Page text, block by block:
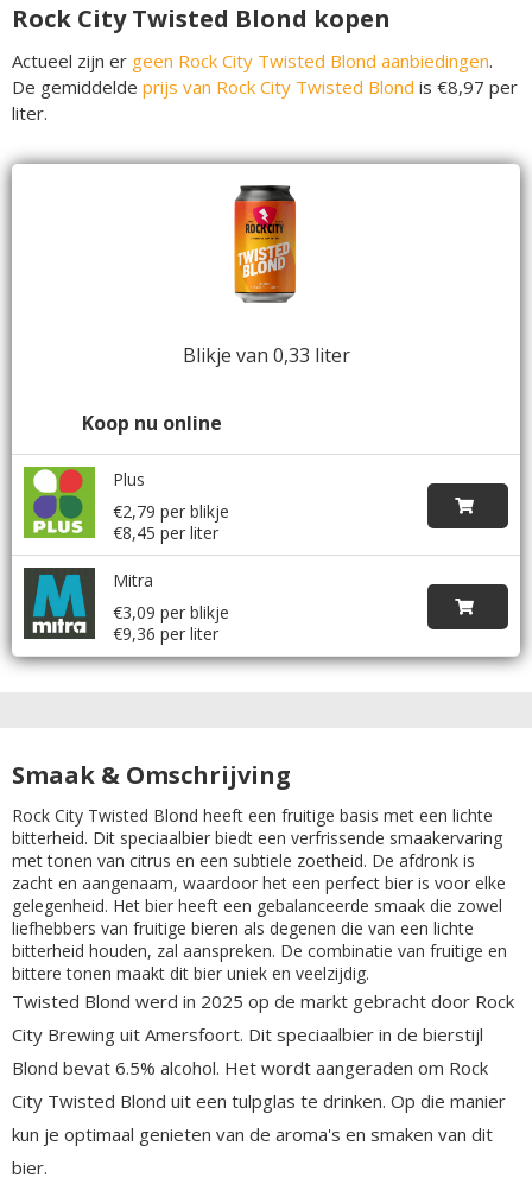
Rock City Twisted Blond kopen
Actueel zijn er geen Rock City Twisted Blond aanbiedingen.
De gemiddelde prijs van Rock City Twisted Blond is €8,97 per
liter.
Blikje van 0,33 liter
Koop nu online
Plus
€2,79 per blikje
€8,45 per liter
Mitra
€3,09 per blikje
€9,36 per liter
Smaak & Omschrijving
Rock City Twisted Blond heeft een fruitige basis met een lichte
bitterheid. Dit speciaalbier biedt een verfrissende smaakervaring
met tonen van citrus en een subtiele zoetheid. De afdronk is
zacht en aangenaam, waardoor het een perfect bier is voor elke
gelegenheid. Het bier heeft een gebalanceerde smaak die zowel
liefhebbers van fruitige bieren als degenen die van een lichte
bitterheid houden, zal aanspreken. De combinatie van fruitige en
bittere tonen maakt dit bier uniek en veelzijdig.
Twisted Blond werd in 2025 op de markt gebracht door Rock
City Brewing uit Amersfoort. Dit speciaalbier in de bierstijl
Blond bevat 6.5% alcohol. Het wordt aangeraden om Rock
City Twisted Blond uit een tulpglas te drinken. Op die manier
kun je optimaal genieten van de aroma's en smaken van dit
bier.